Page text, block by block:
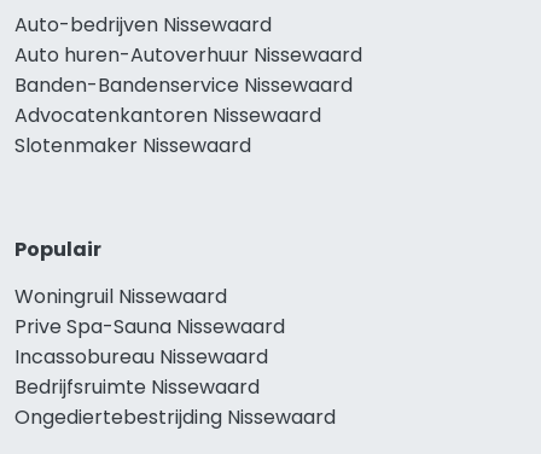
Auto-bedrijven Nissewaard
Auto huren-Autoverhuur Nissewaard
Banden-Bandenservice Nissewaard
Advocatenkantoren Nissewaard
Slotenmaker Nissewaard
Populair
Woningruil Nissewaard
Prive Spa-Sauna Nissewaard
Incassobureau Nissewaard
Bedrijfsruimte Nissewaard
Ongediertebestrijding Nissewaard